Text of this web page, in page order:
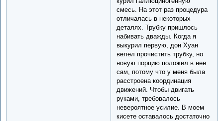
смесь. На этот раз процедура
отличалась в некоторых
деталях. Трубку пришлось
набивать дважды. Когда я
выкурил первую, дон Хуан
велел прочистить трубку, но
новую порцию положил в нее
сам, потому что у меня была
расстроена координация
движений. Чтобы двигать
руками, требовалось
невероятное усилие. В моем
кисете оставалось достаточно